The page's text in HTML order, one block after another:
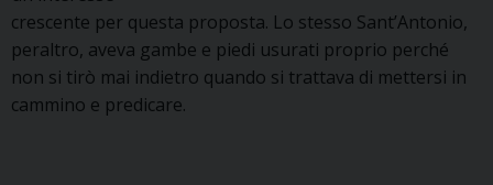
crescente per questa proposta. Lo stesso Sant’Antonio,
peraltro, aveva gambe e piedi usurati proprio perché
non si tirò mai indietro quando si trattava di mettersi in
cammino e predicare.